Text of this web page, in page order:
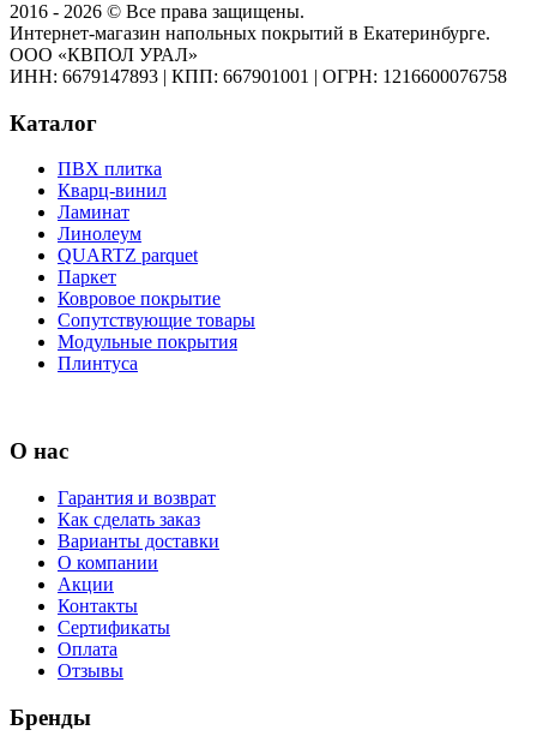
2016 - 2026 © Все права защищены.
Интернет-магазин напольных покрытий в Екатеринбурге.
ООО «КВПОЛ УРАЛ»
ИНН: 6679147893 | КПП: 667901001 | ОГРН: 1216600076758
Каталог
ПВХ плитка
Кварц-винил
Ламинат
Линолеум
QUARTZ parquet
Паркет
Ковровое покрытие
Сопутствующие товары
Модульные покрытия
Плинтуса
О нас
Гарантия и возврат
Как сделать заказ
Варианты доставки
О компании
Акции
Контакты
Сертификаты
Оплата
Отзывы
Бренды